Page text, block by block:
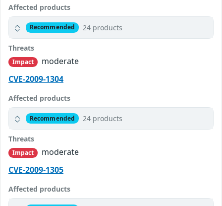
Affected products
Recommended 24 products
Threats
Impact
moderate
CVE-2009-1304
Affected products
Recommended 24 products
Threats
Impact
moderate
CVE-2009-1305
Affected products